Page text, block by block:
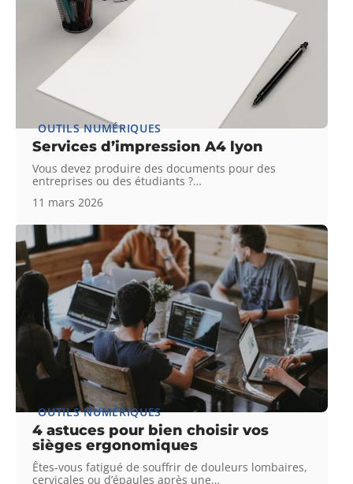
OUTILS NUMÉRIQUES
Services d’impression A4 lyon
Vous devez produire des documents pour des
entreprises ou des étudiants ?…
11 mars 2026
OUTILS NUMÉRIQUES
4 astuces pour bien choisir vos
sièges ergonomiques
Êtes-vous fatigué de souffrir de douleurs lombaires,
cervicales ou d’épaules après une…